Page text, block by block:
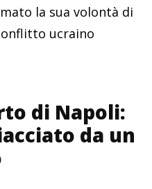
la sua volontà di
ucraino
di Napoli:
da un